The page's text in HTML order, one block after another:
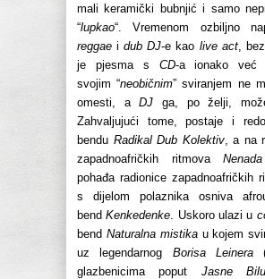
mali keramički bubnjić i samo
“lupkao“. Vremenom ozbiljno
reggae idub DJ-e kao live act,
je pjesma s CD-a ionako već
svojim “neobičnim” sviranjem ne
omesti, aDJ ga, po želji,
Zahvaljujući tome, postaje i
bendu Radikal Dub Kolektiv, a na
zapadnoafričkih ritmova
pohađa radionice zapadnoafričkih
s dijelom polaznika osniva
bendKenkedenke . Uskoro ulazi u
bend Naturalna mistikau kojem
uz legendarnog Borisa Leinera
glazbenicima poput Jasne